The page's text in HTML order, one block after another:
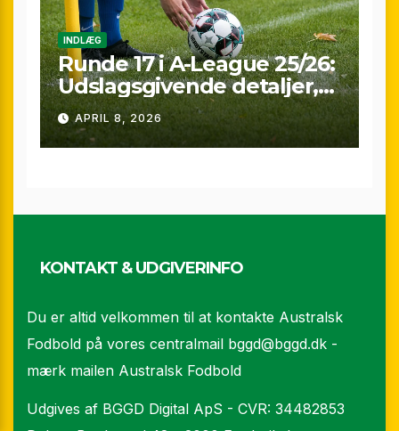
INDLÆG
Runde 17 i A-League 25/26:
Udslagsgivende detaljer,
sene scoringer og VAR-
drama
APRIL 8, 2026
KONTAKT & UDGIVERINFO
Du er altid velkommen til at kontakte Australsk
Fodbold på vores centralmail bggd@bggd.dk -
mærk mailen Australsk Fodbold
Udgives af BGGD Digital ApS - CVR: 34482853